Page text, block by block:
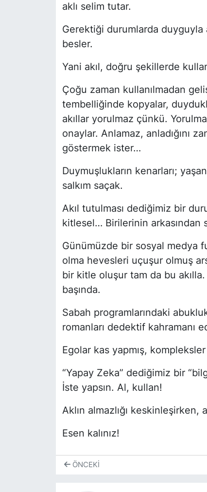
aklı selim tutar.
Gerektiği durumlarda duyguyla
besler.
Yani akıl, doğru şekillerde
Çoğu zaman kullanılmadan
tembelliğinde kopyalar,
akıllar yorulmaz çünkü.
onaylar. Anlamaz, anladığını
göstermek ister…
Duymuşlukların kenarları;
salkım saçak.
Akıl tutulması dediğimiz bir
kitlesel… Birilerinin arkasından
Günümüzde bir sosyal medya
olma hevesleri uçuşur olmuş
bir kitle oluşur tam da bu akılla.
başında.
Sabah programlarındaki
romanları dedektif kahramanı
Egolar kas yapmış,
“Yapay Zeka” dediğimiz bir
İste yapsın. Al, kullan!
Aklın almazlığı keskinleşirken,
Esen kalınız!
ÖNCEKI